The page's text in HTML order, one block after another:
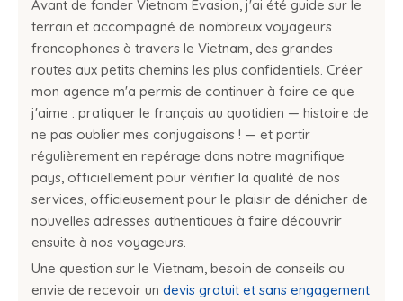
Avant de fonder Vietnam Evasion, j'ai été guide sur le
terrain et accompagné de nombreux voyageurs
francophones à travers le Vietnam, des grandes
routes aux petits chemins les plus confidentiels. Créer
mon agence m'a permis de continuer à faire ce que
j'aime : pratiquer le français au quotidien — histoire de
ne pas oublier mes conjugaisons ! — et partir
régulièrement en repérage dans notre magnifique
pays, officiellement pour vérifier la qualité de nos
services, officieusement pour le plaisir de dénicher de
nouvelles adresses authentiques à faire découvrir
ensuite à nos voyageurs.
Une question sur le Vietnam, besoin de conseils ou
envie de recevoir un devis gratuit et sans engagement